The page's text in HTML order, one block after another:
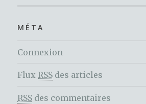
MÉTA
Connexion
Flux RSS des articles
RSS des commentaires